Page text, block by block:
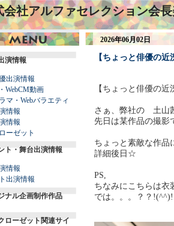
会社アルファセレクション会
演情報
出演情報
WebCM動画
マ・Webバラエティ
情報
情報
ーゼット
ト・舞台出演情報
情報
出演情報
ナル企画制作作品
ローゼット関連サイ
2026年06月02日
【ちょっと俳優の
【ちょっと俳優の近
さぁ、弊社の 土
先日は某作品の撮影
ちょっと素敵な作品
詳細後日☆
PS,
ちなみにこちらは衣
では。。。？？!(^^)!